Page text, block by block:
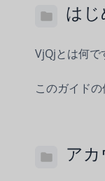
はじ
VjQjとは何で
このガイド
ア